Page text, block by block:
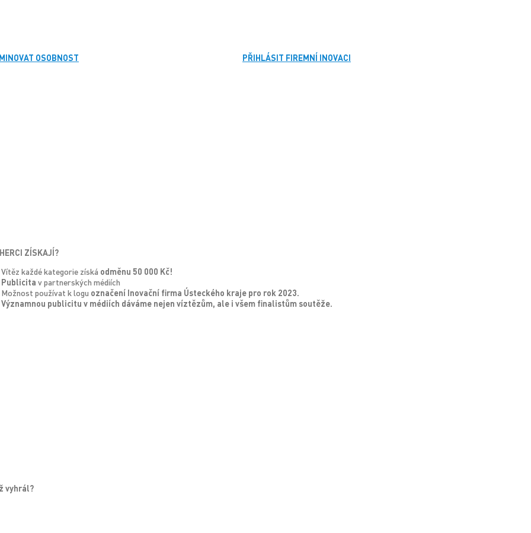
OSOBNOST PŘIHLÁSIT FIREMNÍ INOVACI
ZÍSKAJÍ?
Vítěz každé kategorie získá odměnu 50 000 Kč!
Publicita v partnerských médiích
Možnost používat k logu označení Inovační firma Ústeckého kraje pro rok 2023.
Významnou publicitu v médiích dáváme nejen víztězům, ale i všem finalistům soutěže.
vyhrál?